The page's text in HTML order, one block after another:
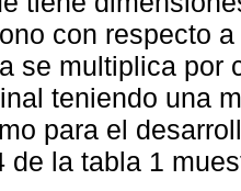
con respecto
se multiplica por
teniendo una
para el
de la tabla 1